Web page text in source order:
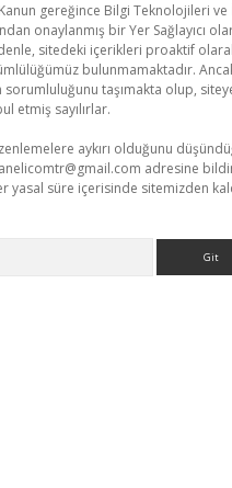
Kanun gereğince Bilgi Teknolojileri
onaylanmış bir Yer Sağlayıcı
sitedeki içerikleri proaktif
bulunmamaktadır.
sorumluluğunu taşımakta olup,
etmiş sayılırlar.
aykırı olduğunu
adresine
yasal süre içerisinde sitemizden